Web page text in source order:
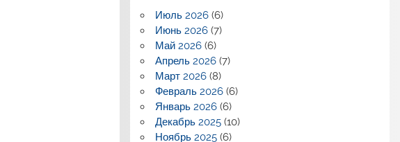
Июль 2026 (6)
Июнь 2026 (7)
Май 2026 (6)
Апрель 2026 (7)
Март 2026 (8)
Февраль 2026 (6)
Январь 2026 (6)
Декабрь 2025 (10)
Ноябрь 2025 (6)